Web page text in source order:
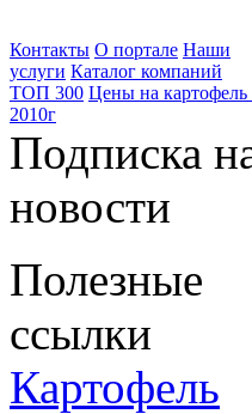
Контакты О портале Наши
услуги Каталог компаний
ТОП 300 Цены на картофель
2010г
Подписка
новости
Полезные
ссылки
Картофель